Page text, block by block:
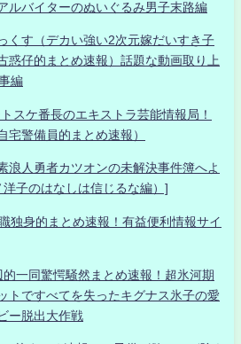
ルバイターのぬいぐるみ男子末路編
くす（デカい強い2次元嫁だいすき子
惑仔的まとめ速報）話題な動画取り上
編
スケ番長のエキストラ芸能情報局！
宅警備員的まとめ速報）
浪人勇者カツオンの未解決事件簿へよ
子のはなしは信じるな編）]
身的まとめ速報！有益便利情報サイ
一同驚愕騒然まとめ速報！超氷河期
トですべてを失ったキグナス氷子の愛
ー脱出大作戦